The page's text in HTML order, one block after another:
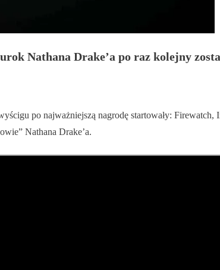
Nathana Drake’a po raz kolejny
po najważniejszą nagrodę startowały:
Nathana Drake’a.